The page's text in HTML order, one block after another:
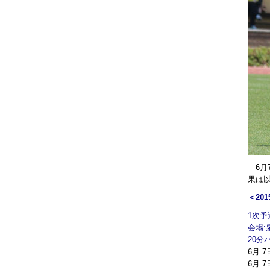
6月
果は
＜
1次予
会場:
20分
6月 7
6月 7